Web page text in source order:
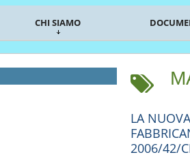
CHI SIAMO
LA
2006/42/